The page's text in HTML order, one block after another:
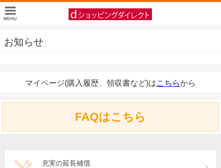
お知らせ
マイページ(購入履歴、領収書など)はこちらから
FAQはこちら
充実の延長補償